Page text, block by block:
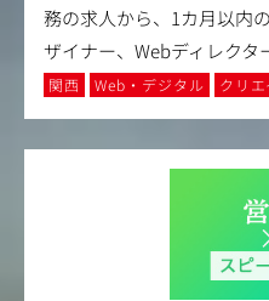
務の求人から、1カ月以内
ザイナー、Webディレク
関西 Web・デジタル クリ